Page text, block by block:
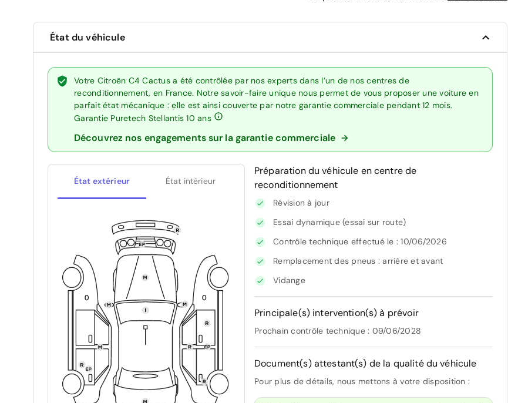
État du véhicule
Votre Citroën C4 Cactus a été contrôlée par nos experts dans l’un de nos centres de
reconditionnement, en France. Notre savoir-faire unique nous permet de vous proposer une voiture en
parfait état mécanique : elle est ainsi couverte par notre garantie commerciale pendant 12 mois.
Garantie Puretech Stellantis 10 ans
Découvrez nos engagements sur la garantie commerciale
État extérieur État intérieur
Préparation du véhicule en centre de
reconditionnement
Révision à jour
Essai dynamique (essai sur route)
Contrôle technique effectué le : 10/06/2026
Remplacement des pneus : arrière et avant
Vidange
Principale(s) intervention(s) à prévoir
Prochain contrôle technique : 09/06/2028
Document(s) attestant(s) de la qualité du véhicule
Pour plus de détails, nous mettons à votre disposition :